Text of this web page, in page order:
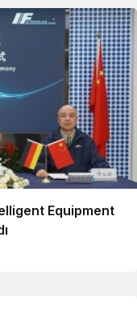
Equipment